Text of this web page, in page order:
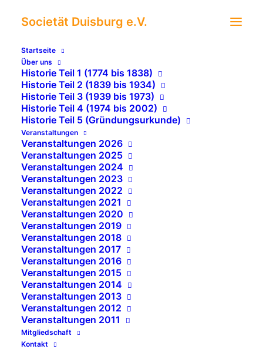
Societät Duisburg e.V.
Startseite
Über uns
Historie Teil 1 (1774 bis 1838)
Historie Teil 2 (1839 bis 1934)
Historie Teil 3 (1939 bis 1973)
Historie Teil 4 (1974 bis 2002)
Historie Teil 5 (Gründungsurkunde)
Veranstaltungen
Veranstaltungen 2026
Veranstaltungen 2025
Veranstaltungen 2024
Veranstaltungen 2023
Veranstaltungen 2022
Veranstaltungen 2021
Veranstaltungen 2020
Veranstaltungen 2019
Veranstaltungen 2018
Veranstaltungen 2017
Veranstaltungen 2016
Veranstaltungen 2015
Veranstaltungen 2014
Veranstaltungen 2013
Veranstaltungen 2012
Veranstaltungen 2011
Mitgliedschaft
Kontakt
St. Martin Essen &
Krimi-Lesung
"Kommissar Greulichs
Witterung"
Krimi-Lesung mit Herrn Dieter Kaspers
SOCIETÄT DUISBURG e.V., 11. November 2022
Das Feuer im Kamin – unsere Laterne – lodert,
der Mantel wird geteilt, der Weckmann liegt